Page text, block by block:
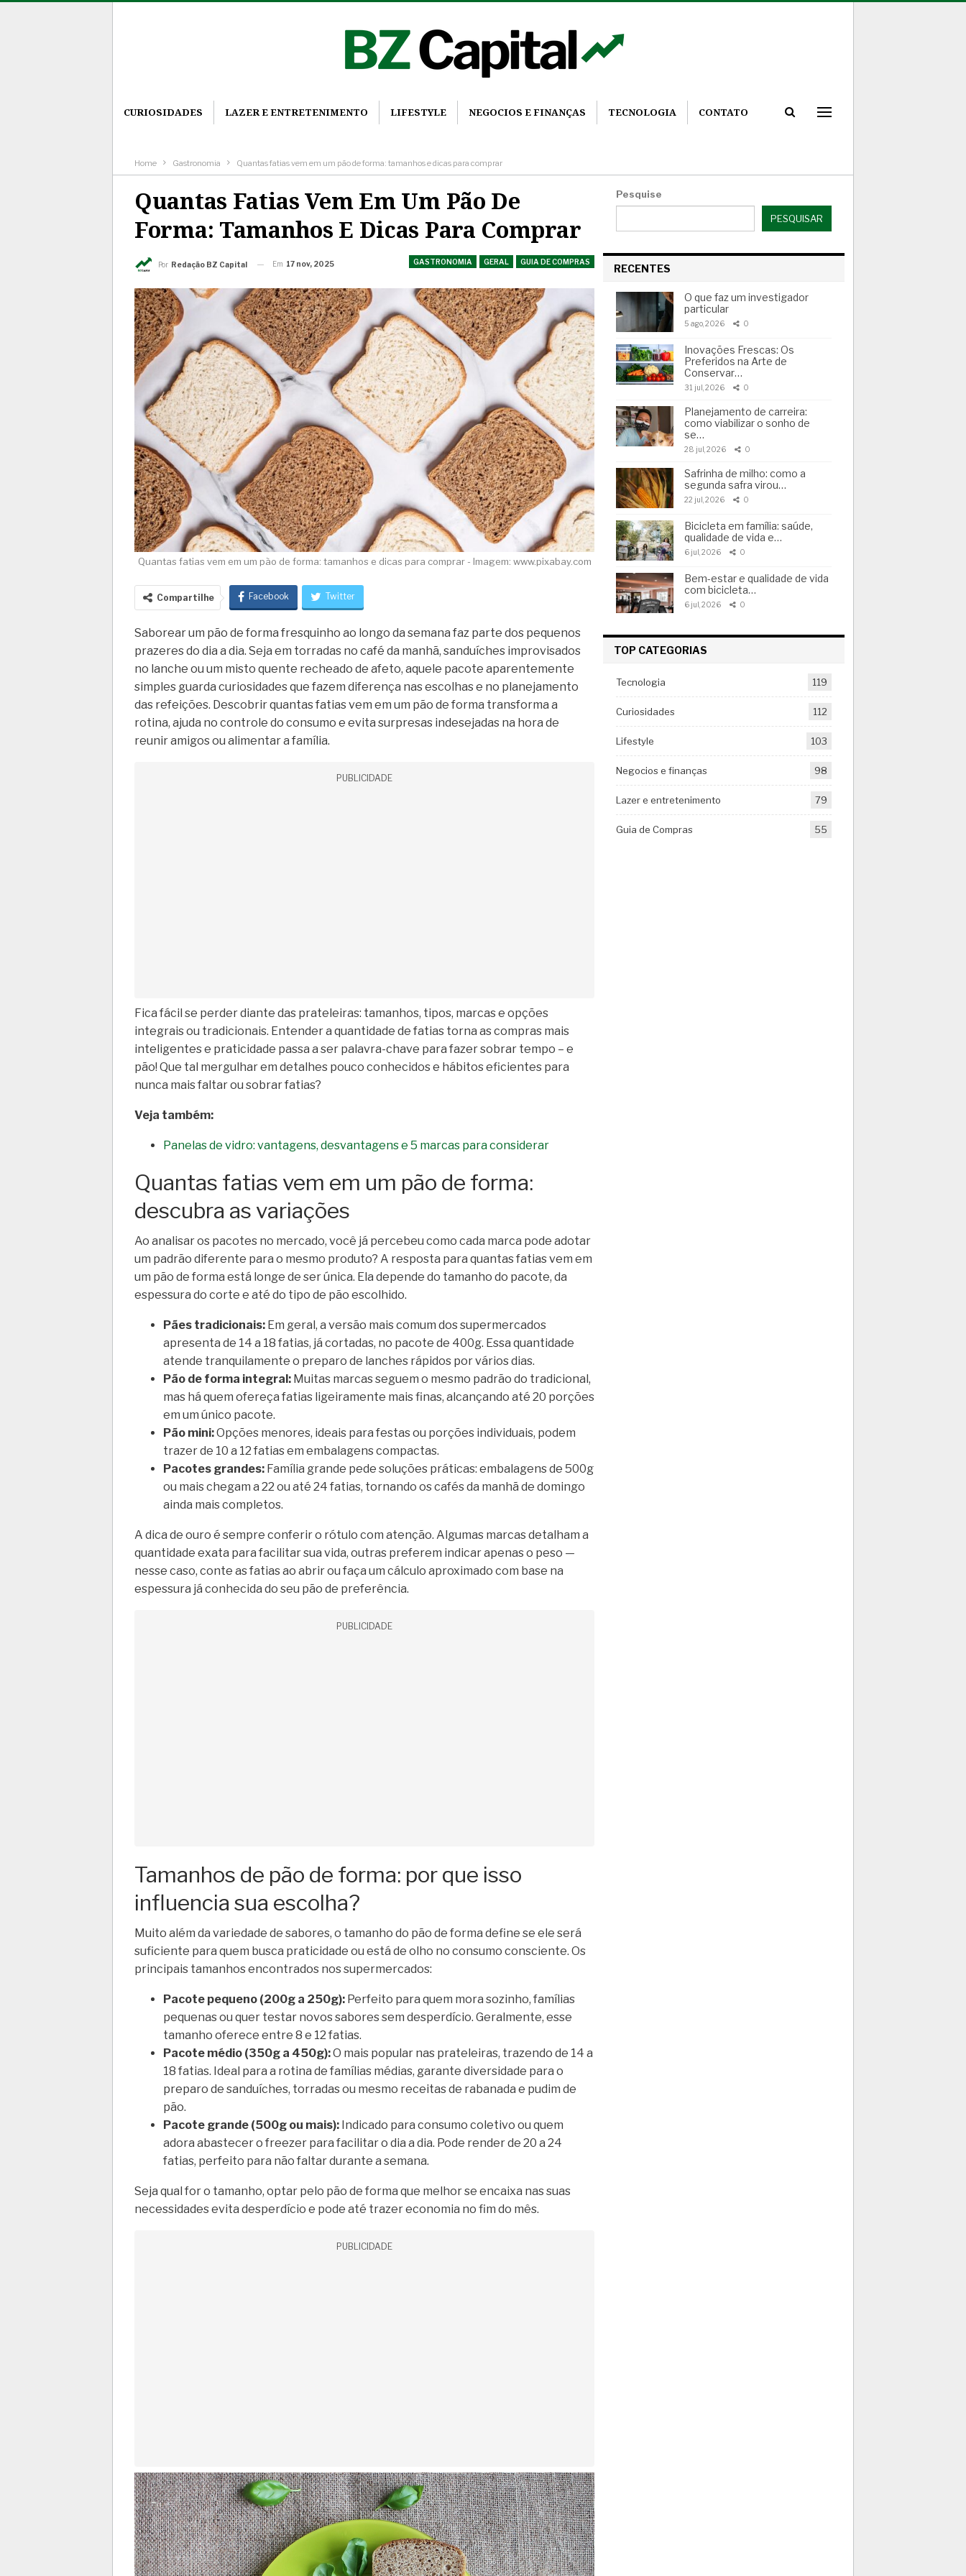
CURIOSIDADES LAZER E ENTRETENIMENTO LIFESTYLE NEGOCIOS E FINANÇAS TECNOLOGIA CONTATO
Home Gastronomia Quantas fatias vem em um pão de forma: tamanhos e dicas para comprar
Quantas Fatias Vem Em Um Pão De
Forma: Tamanhos E Dicas Para Comprar
GASTRONOMIA GERAL GUIA DE COMPRAS
Por Redação BZ Capital Em 17 nov, 2025
Quantas fatias vem em um pão de forma: tamanhos e dicas para comprar - Imagem: www.pixabay.com
Compartilhe Facebook Twitter
Saborear um pão de forma fresquinho ao longo da semana faz parte dos pequenos
prazeres do dia a dia. Seja em torradas no café da manhã, sanduíches improvisados
no lanche ou um misto quente recheado de afeto, aquele pacote aparentemente
simples guarda curiosidades que fazem diferença nas escolhas e no planejamento
das refeições. Descobrir quantas fatias vem em um pão de forma transforma a
rotina, ajuda no controle do consumo e evita surpresas indesejadas na hora de
reunir amigos ou alimentar a família.
PUBLICIDADE
Fica fácil se perder diante das prateleiras: tamanhos, tipos, marcas e opções
integrais ou tradicionais. Entender a quantidade de fatias torna as compras mais
inteligentes e praticidade passa a ser palavra-chave para fazer sobrar tempo – e
pão! Que tal mergulhar em detalhes pouco conhecidos e hábitos eficientes para
nunca mais faltar ou sobrar fatias?
Veja também:
Panelas de vidro: vantagens, desvantagens e 5 marcas para considerar
Quantas fatias vem em um pão de forma:
descubra as variações
Ao analisar os pacotes no mercado, você já percebeu como cada marca pode adotar
um padrão diferente para o mesmo produto? A resposta para quantas fatias vem em
um pão de forma está longe de ser única. Ela depende do tamanho do pacote, da
espessura do corte e até do tipo de pão escolhido.
Pães tradicionais: Em geral, a versão mais comum dos supermercados
apresenta de 14 a 18 fatias, já cortadas, no pacote de 400g. Essa quantidade
atende tranquilamente o preparo de lanches rápidos por vários dias.
Pão de forma integral: Muitas marcas seguem o mesmo padrão do tradicional,
mas há quem ofereça fatias ligeiramente mais finas, alcançando até 20 porções
em um único pacote.
Pão mini:Opções menores, ideais para festas ou porções individuais, podem
trazer de 10 a 12 fatias em embalagens compactas.
Pacotes grandes: Família grande pede soluções práticas: embalagens de 500g
ou mais chegam a 22 ou até 24 fatias, tornando os cafés da manhã de domingo
ainda mais completos.
A dica de ouro é sempre conferir o rótulo com atenção. Algumas marcas detalham a
quantidade exata para facilitar sua vida, outras preferem indicar apenas o peso —
nesse caso, conte as fatias ao abrir ou faça um cálculo aproximado com base na
espessura já conhecida do seu pão de preferência.
PUBLICIDADE
Tamanhos de pão de forma: por que isso
influencia sua escolha?
Muito além da variedade de sabores, o tamanho do pão de forma define se ele será
suficiente para quem busca praticidade ou está de olho no consumo consciente. Os
principais tamanhos encontrados nos supermercados:
Pacote pequeno (200g a 250g): Perfeito para quem mora sozinho, famílias
pequenas ou quer testar novos sabores sem desperdício. Geralmente, esse
tamanho oferece entre 8 e 12 fatias.
Pacote médio (350g a 450g):O mais popular nas prateleiras, trazendo de 14 a
18 fatias. Ideal para a rotina de famílias médias, garante diversidade para o
preparo de sanduíches, torradas ou mesmo receitas de rabanada e pudim de
pão.
Pacote grande (500g ou mais): Indicado para consumo coletivo ou quem
adora abastecer o freezer para facilitar o dia a dia. Pode render de 20 a 24
fatias, perfeito para não faltar durante a semana.
Seja qual for o tamanho, optar pelo pão de forma que melhor se encaixa nas suas
necessidades evita desperdício e pode até trazer economia no fim do mês.
PUBLICIDADE
Pesquise
PESQUISAR
RECENTES
O que faz um investigador
particular
5 ago, 2026 0
Inovações Frescas: Os
Preferidos na Arte de
Conservar…
31 jul, 2026 0
Planejamento de carreira:
como viabilizar o sonho de
se…
28 jul, 2026 0
Safrinha de milho: como a
segunda safra virou…
22 jul, 2026 0
Bicicleta em família: saúde,
qualidade de vida e…
6 jul, 2026 0
Bem-estar e qualidade de vida
com bicicleta…
6 jul, 2026 0
TOP CATEGORIAS
Tecnologia 119
Curiosidades 112
Lifestyle 103
Negocios e finanças 98
Lazer e entretenimento 79
Guia de Compras 55